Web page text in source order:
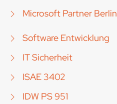
Microsoft Partner Berlin
Software Entwicklung
IT Sicherheit
ISAE 3402
IDW PS 951